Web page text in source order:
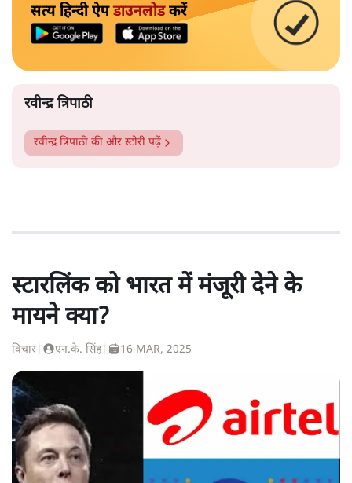
सत्य हिन्दी ऐपडाउनलोडकरें
रवीन्द्र त्रिपाठी
रवीन्द्र त्रिपाठी की और स्टोरी पढ़ें
स्टारलिंक को भारत में मंजूरी देने के
मायने क्या?
विचार एन.के. सिंह| 16 MAR, 2025